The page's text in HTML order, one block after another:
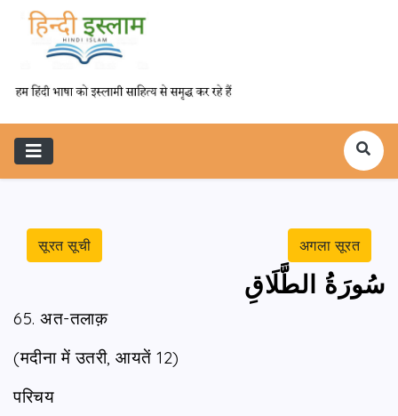
सूरत सूची अगला सूरत
سُورَةُ الطَّلَاقِ
65. अत-तलाक़
(मदीना में उतरी, आयतें 12)
परिचय